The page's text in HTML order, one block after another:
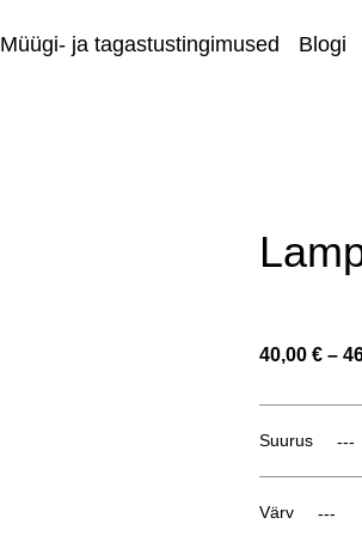
Müügi- ja tagastustingimused
Blogi
40,00 €–
Suurus
Värv